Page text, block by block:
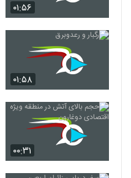
۰۱:۵۶
۰۱:۵۸
۰۰:۳۱